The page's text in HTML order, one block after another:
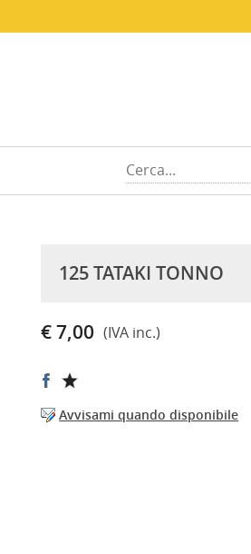
125 TATAKI TONNO
€ 7,00 (IVA inc.)
Avvisami quando disponibile